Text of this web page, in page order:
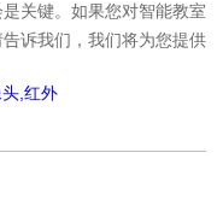
关键。如果您对智能教室
诉我们，我们将为您提供
,红外